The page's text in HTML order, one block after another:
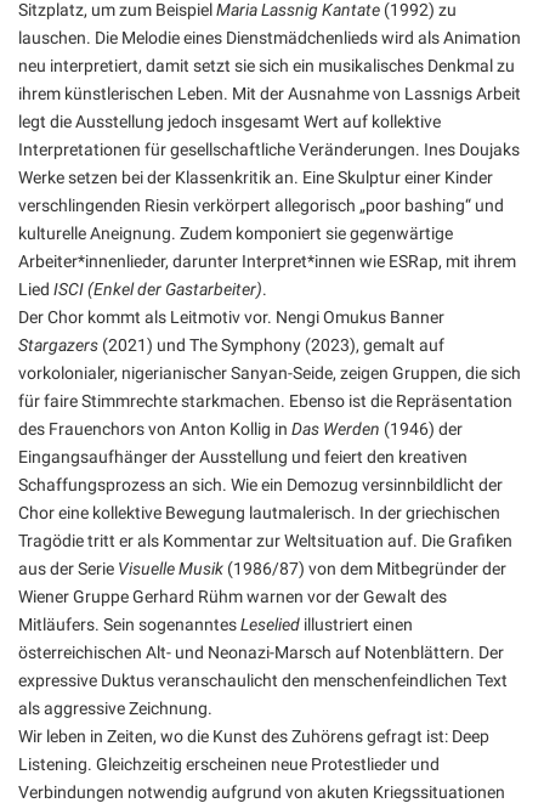
Sitzplatz, um zum BeispielMaria Lassnig Kantate (1992) zu
lauschen. Die Melodie eines Dienstmädchenlieds wird als Animation
neu interpretiert, damit setzt sie sich ein musikalisches Denkmal zu
ihrem künstlerischen Leben. Mit der Ausnahme von Lassnigs Arbeit
legt die Ausstellung jedoch insgesamt Wert auf kollektive
Interpretationen für gesellschaftliche Veränderungen. Ines Doujaks
Werke setzen bei der Klassenkritik an. Eine Skulptur einer Kinder
verschlingenden Riesin verkörpert allegorisch „poor bashing“ und
kulturelle Aneignung. Zudem komponiert sie gegenwärtige
Arbeiter*innenlieder, darunter Interpret*innen wie ESRap, mit ihrem
Lied ISCI (Enkel der Gastarbeiter).
Der Chor kommt als Leitmotiv vor. Nengi Omukus Banner
Stargazers (2021) und The Symphony (2023), gemalt auf
vorkolonialer, nigerianischer Sanyan-Seide, zeigen Gruppen, die sich
für faire Stimmrechte starkmachen. Ebenso ist die Repräsentation
des Frauenchors von Anton Kollig in Das Werden (1946) der
Eingangsaufhänger der Ausstellung und feiert den kreativen
Schaffungsprozess an sich. Wie ein Demozug versinnbildlicht der
Chor eine kollektive Bewegung lautmalerisch. In der griechischen
Tragödie tritt er als Kommentar zur Weltsituation auf. Die Grafiken
aus der Serie Visuelle Musik (1986/87) von dem Mitbegründer der
Wiener Gruppe Gerhard Rühm warnen vor der Gewalt des
Mitläufers. Sein sogenanntesLeselied illustriert einen
österreichischen Alt- und Neonazi-Marsch auf Notenblättern. Der
expressive Duktus veranschaulicht den menschenfeindlichen Text
als aggressive Zeichnung.
Wir leben in Zeiten, wo die Kunst des Zuhörens gefragt ist: Deep
Listening. Gleichzeitig erscheinen neue Protestlieder und
Verbindungen notwendig aufgrund von akuten Kriegssituationen